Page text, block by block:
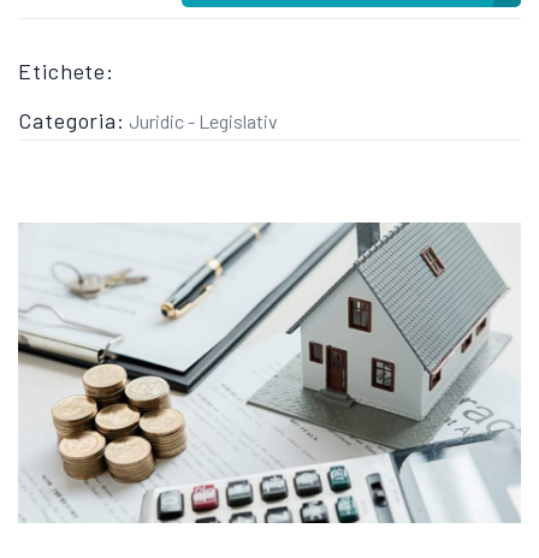
Etichete:
Categoria: Juridic - Legislativ